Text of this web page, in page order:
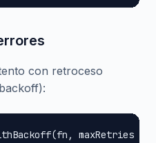
con retroceso
maxRetries =